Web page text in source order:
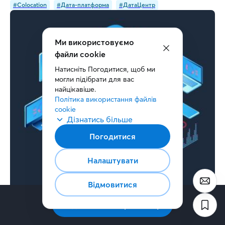
#Colocation #Дата-платформа #ДатаЦентр
27 серпня 2020
Міграція в хмару: ТОП-10 поширених запитань
Ми використовуємо
файли cookie
Натисніть Погодитися, щоб ми
могли підібрати для вас
найцікавіше.
Політика використання файлів
cookie
Дізнатись більше
Погодитися
Налаштувати
Відмовитися